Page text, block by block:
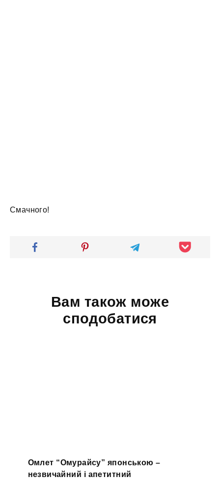
Смачного!
Вам також може
сподобатися
Омлет “Омурайсу” японською –
незвичайний і апетитний